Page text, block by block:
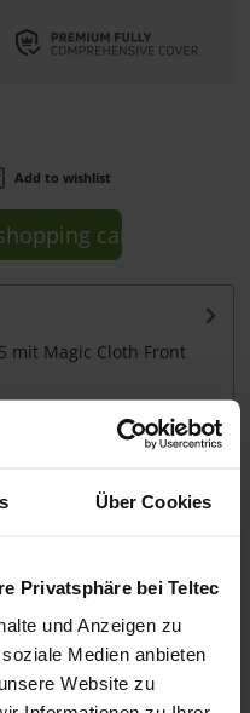
Über Cookies
Privatsphäre bei Teltec
und Anzeigen zu
Medien anbieten
Website zu
Add to wishlist
cart
mit Magic Cloth Front
Information